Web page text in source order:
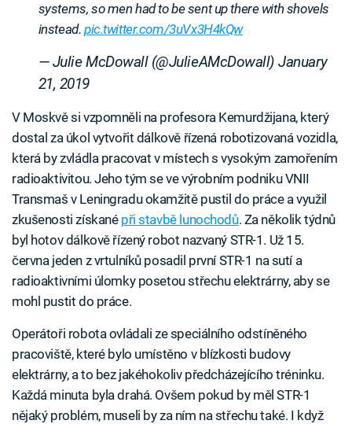
systems, so men had to be sent up there with shovels
instead. pic.twitter.com/3uVx3H4kQw
— Julie McDowall (@JulieAMcDowall)January
21, 2019
V Moskvě si vzpomněli na profesora Kemurdžijana, který
dostal za úkol vytvořit dálkově řízená robotizovaná vozidla,
která by zvládla pracovat v místech s vysokým zamořením
radioaktivitou. Jeho tým se ve výrobním podniku VNII
Transmaš v Leningradu okamžitě pustil do práce a využil
zkušenosti získané při stavbě lunochodů. Za několik týdnů
byl hotov dálkově řízený robot nazvaný STR-1. Už 15.
června jeden z vrtulníků posadil první STR-1 na sutí a
radioaktivními úlomky posetou střechu elektrárny, aby se
mohl pustit do práce.
Operátoři robota ovládali ze speciálního odstíněného
pracoviště, které bylo umístěno v blízkosti budovy
elektrárny, a to bez jakéhokoliv předcházejícího tréninku.
Každá minuta byla drahá. Ovšem pokud by měl STR-1
nějaký problém, museli by za ním na střechu také. I když